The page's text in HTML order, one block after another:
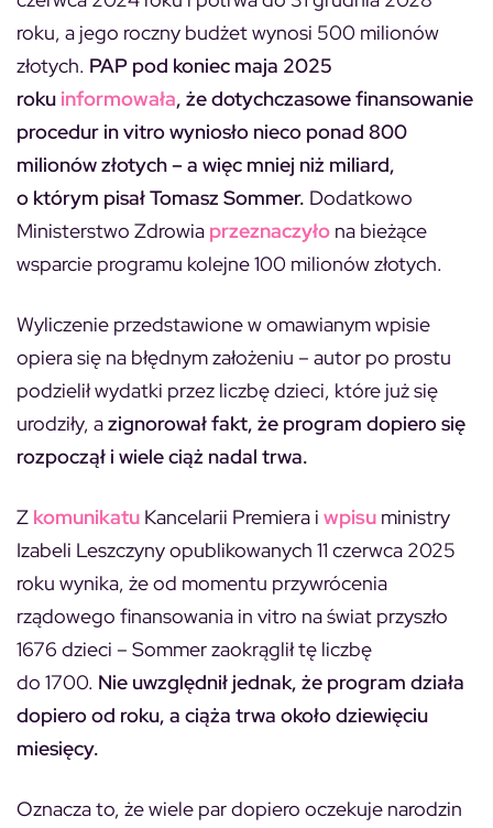
roku, a jego roczny budżet wynosi 500 milionów
złotych. PAP pod koniec maja 2025
roku informowała, że dotychczasowe finansowanie
procedur in vitro wyniosło nieco ponad 800
milionów złotych – a więc mniej niż miliard,
o którym pisał Tomasz Sommer. Dodatkowo
Ministerstwo Zdrowia przeznaczyło na bieżące
wsparcie programu kolejne 100 milionów złotych.
Wyliczenie przedstawione w omawianym wpisie
opiera się na błędnym założeniu – autor po prostu
podzielił wydatki przez liczbę dzieci, które już się
urodziły, azignorował fakt, że program dopiero się
rozpoczął i wiele ciąż nadal trwa.
Z komunikatu Kancelarii Premiera i wpisu ministry
Izabeli Leszczyny opublikowanych 11 czerwca 2025
roku wynika, że od momentu przywrócenia
rządowego finansowania in vitro na świat przyszło
1676 dzieci – Sommer zaokrąglił tę liczbę
do 1700. Nie uwzględnił jednak, że program działa
dopiero od roku, a ciąża trwa około dziewięciu
miesięcy.
Oznacza to, że wiele par dopiero oczekuje narodzin